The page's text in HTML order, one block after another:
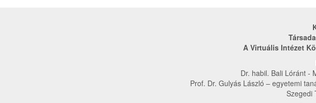
A Virtuális Intézet
Dr. habil. Bali Lóránt -
Prof. Dr. Gulyás László – egyetemi
Szegedi